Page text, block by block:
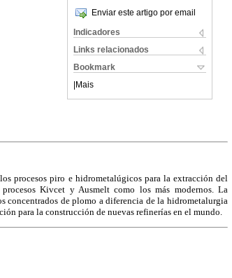
Enviar este artigo por email
Indicadores
Links relacionados
Bookmark
Mais
procesos piro e hidrometalúgicos para la extracción del
Kivcet y Ausmelt como los más modernos. La
concentrados de plomo a diferencia de la hidrometalurgia
para la construcción de nuevas refinerías en el mundo.